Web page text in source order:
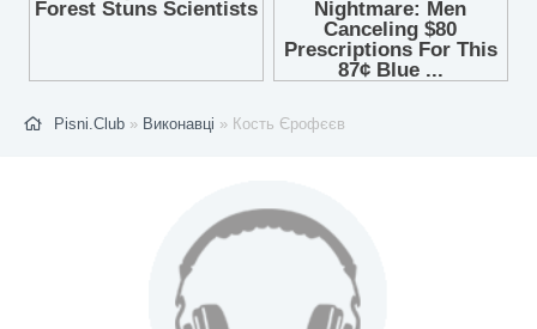
Pisni.Club » Виконавці » Кость Єрофєєв